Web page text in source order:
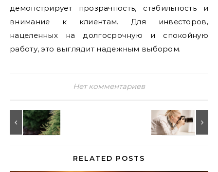
демонстрирует прозрачность, стабильность и
внимание к клиентам. Для инвесторов,
нацеленных на долгосрочную и спокойную
работу, это выглядит надежным выбором.
Нет комментариев
RELATED POSTS